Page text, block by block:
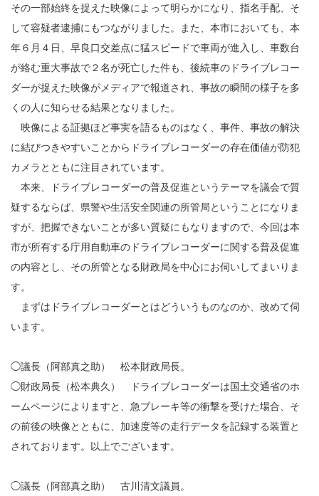
その一部始終を捉えた映像によって明らかになり、指名手配、そ
して容疑者逮捕にもつながりました。また、本市においても、本
年６月４日、早良口交差点に猛スピードで車両が進入し、車数台
が絡む重大事故で２名が死亡した件も、後続車のドライブレコー
ダーが捉えた映像がメディアで報道され、事故の瞬間の様子を多
くの人に知らせる結果となりました。
映像による証拠ほど事実を語るものはなく、事件、事故の解決
に結びつきやすいことからドライブレコーダーの存在価値が防犯
カメラとともに注目されています。
本来、ドライブレコーダーの普及促進というテーマを議会で質
疑するならば、県警や生活安全関連の所管局ということになりま
すが、把握できないことが多い質疑にもなりますので、今回は本
市が所有する庁用自動車のドライブレコーダーに関する普及促進
の内容とし、その所管となる財政局を中心にお伺いしてまいりま
す。
まずはドライブレコーダーとはどういうものなのか、改めて伺
います。
◯議長（阿部真之助） 松本財政局長。
◯財政局長（松本典久） ドライブレコーダーは国土交通省のホ
ームページによりますと、急ブレーキ等の衝撃を受けた場合、そ
の前後の映像とともに、加速度等の走行データを記録する装置と
されております。以上でございます。
◯議長（阿部真之助） 古川清文議員。